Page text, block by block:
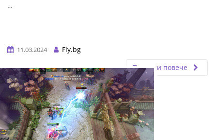
…
11.03.2024
Fly.bg
Прочети повече